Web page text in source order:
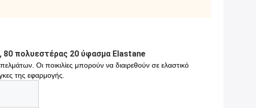
πολυεστέρας 20 ύφασμα Elastane
Οι ποικιλίες μπορούν να διαιρεθούν σε ελαστικό
της εφαρμογής.